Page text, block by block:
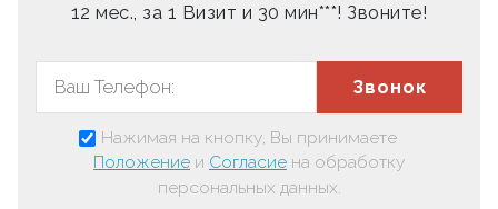
12 мес., за 1 Визит и 30 мин***! Звоните!
Звонок
Нажимая на кнопку, Вы принимаете
Положение и Согласие на обработку
персональных данных.